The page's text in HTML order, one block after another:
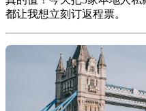
都让我想立刻订返程票。